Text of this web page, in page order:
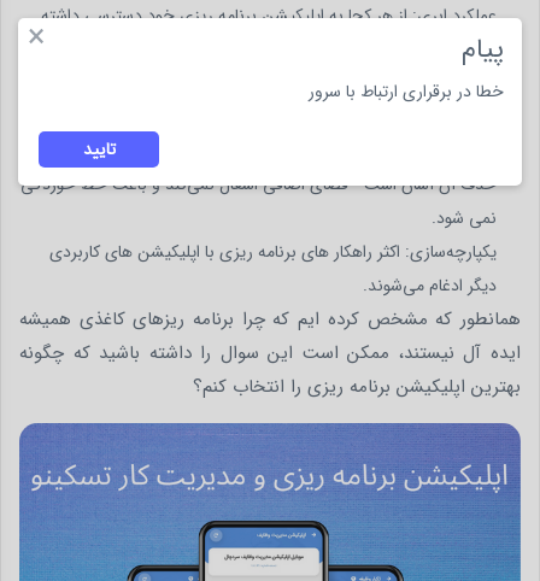
عملکرد ابری: از هر کجا به اپلیکیشن برنامه ریزی خود دسترسی داشته
باشید و به اشتراک بگذارید.
سفارشی سازی: کارها را هر طور که می خواهید مرتب کنید و اولویت
امکان ویرایش: اگر اشتباهی مرتکب شوید یا کاری دیگر مورد نیاز نباشد،
حذف آن آسان است - فضای اضافی اشغال نمی‌کند و باعث خط خوردگی
نمی شود.
یکپارچه‌سازی: اکثر راهکار های برنامه ریزی با اپلیکیشن های کاربردی
دیگر ادغام می‌شوند.
همانطور که مشخص کرده ایم که چرا برنامه ریزهای کاغذی همیشه
ایده آل نیستند، ممکن است این سوال را داشته باشید که چگونه
بهترین اپلیکیشن برنامه ریزی را انتخاب کنم؟
× پیام
خطا در برقراری ارتباط با سرور
تایید